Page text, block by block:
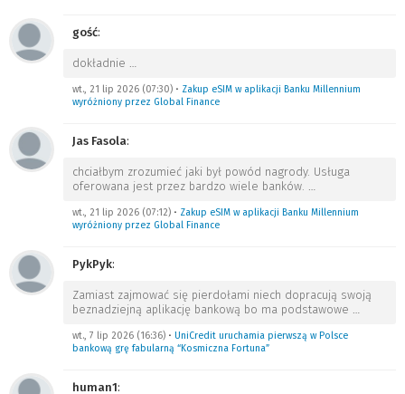
gość:
dokładnie …
wt., 21 lip 2026 (07:30) • Zakup eSIM w aplikacji Banku Millennium
wyróżniony przez Global Finance
Jas Fasola:
chciałbym zrozumieć jaki był powód nagrody. Usługa
oferowana jest przez bardzo wiele banków. …
wt., 21 lip 2026 (07:12) • Zakup eSIM w aplikacji Banku Millennium
wyróżniony przez Global Finance
PykPyk:
Zamiast zajmować się pierdołami niech dopracują swoją
beznadziejną aplikację bankową bo ma podstawowe …
wt., 7 lip 2026 (16:36) • UniCredit uruchamia pierwszą w Polsce
bankową grę fabularną “Kosmiczna Fortuna”
human1: